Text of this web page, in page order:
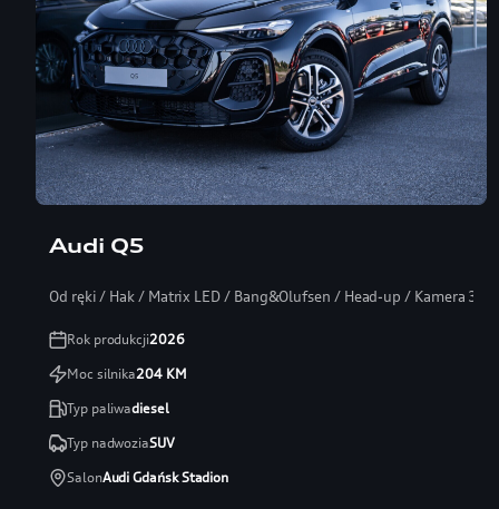
Audi Q5
Od ręki / Hak / Matrix LED / Bang&Olufsen / Head-up / Kamera 360
Rok produkcji2026
Moc silnika204KM
Typ paliwadiesel
Typ nadwoziaSUV
SalonAudi Gdańsk Stadion